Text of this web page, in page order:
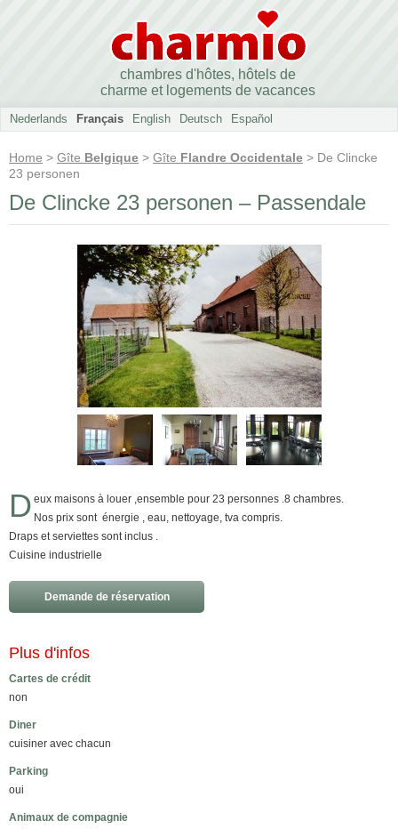
chambres d'hôtes, hôtels de
charme et logements de vacances
Nederlands Français English Deutsch Español
Home > Gîte Belgique > Gîte Flandre Occidentale > De Clincke
23 personen
De Clincke 23 personen – Passendale
D eux maisons à louer ,ensemble pour 23 personnes .8 chambres.
Nos prix sont énergie , eau, nettoyage, tva compris.
Draps et serviettes sont inclus .
Cuisine industrielle
Demande de réservation
Plus d'infos
Cartes de crédit
non
Diner
cuisiner avec chacun
Parking
oui
Animaux de compagnie